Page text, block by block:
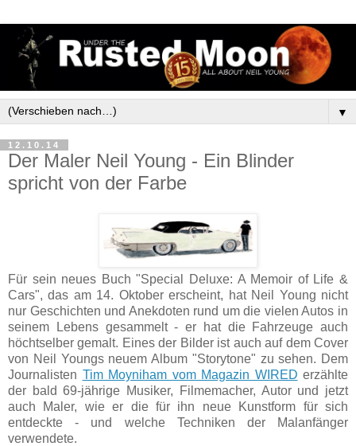
▼
12.10.14
Der Maler Neil Young - Ein Blinder
spricht von der Farbe
Für sein neues Buch "Special Deluxe: A Memoir of Life &
Cars", das am 14. Oktober erscheint, hat Neil Young nicht
nur Geschichten und Anekdoten rund um die vielen Autos in
seinem Lebens gesammelt - er hat die Fahrzeuge auch
höchtselber gemalt. Eines der Bilder ist auch auf dem Cover
von Neil Youngs neuem Album "Storytone" zu sehen. Dem
Journalisten Tim Moyniham vom Magazin WIRED erzählte
der bald 69-jährige Musiker, Filmemacher, Autor und jetzt
auch Maler, wie er die für ihn neue Kunstform für sich
entdeckte - und welche Techniken der Malanfänger
verwendete.